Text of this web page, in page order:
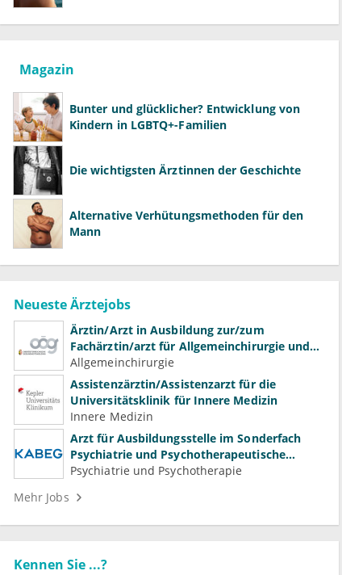
Magazin
Bunter und glücklicher? Entwicklung von
Kindern in LGBTQ+-Familien
Die wichtigsten Ärztinnen der Geschichte
Alternative Verhütungsmethoden für den
Mann
Neueste Ärztejobs
Ärztin/Arzt in Ausbildung zur/zum
Fachärztin/arzt für Allgemeinchirurgie und
Gefäßchirurgie
Allgemeinchirurgie
Assistenzärztin/Assistenzarzt für die
Universitätsklinik für Innere Medizin
Innere Medizin
Arzt für Ausbildungsstelle im Sonderfach
Psychiatrie und Psychotherapeutische
Medizin (m/w/d)
Psychiatrie und Psychotherapie
Mehr Jobs
Kennen Sie ...?